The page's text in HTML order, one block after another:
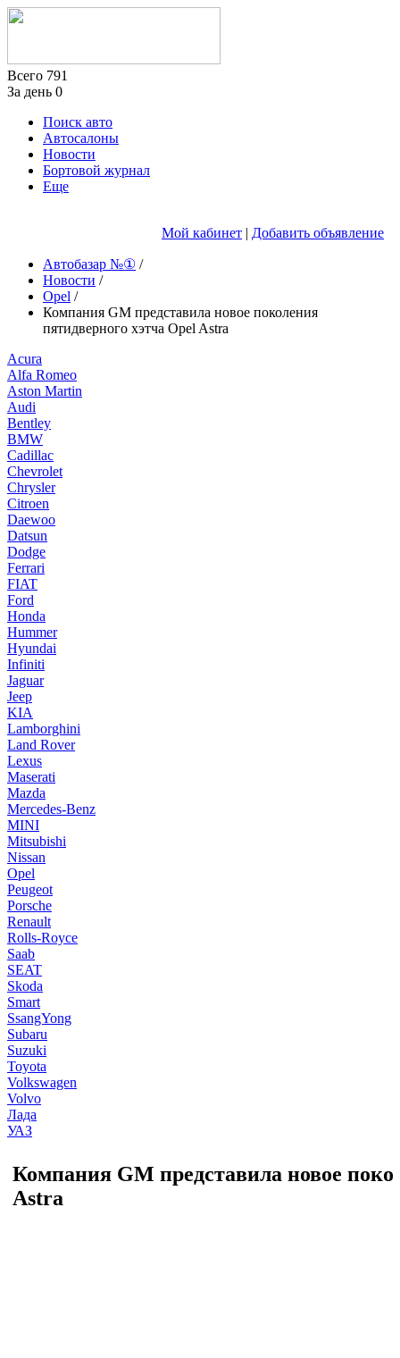
Всего 791
За день 0
Поиск авто
Автосалоны
Новости
Бортовой журнал
Еще
Мой кабинет | Добавить объявление
Автобазар №① /
Новости /
Opel /
Компания GM представила новое поколения
пятидверного хэтча Opel Astra
Acura
Alfa Romeo
Aston Martin
Audi
Bentley
BMW
Cadillac
Chevrolet
Chrysler
Citroen
Daewoo
Datsun
Dodge
Ferrari
FIAT
Ford
Honda
Hummer
Hyundai
Infiniti
Jaguar
Jeep
KIA
Lamborghini
Land Rover
Lexus
Maserati
Mazda
Mercedes-Benz
MINI
Mitsubishi
Nissan
Opel
Peugeot
Porsche
Renault
Rolls-Royce
Saab
SEAT
Skoda
Smart
SsangYong
Subaru
Suzuki
Toyota
Volkswagen
Volvo
Лада
УАЗ
Компания GM представила новое
Astra